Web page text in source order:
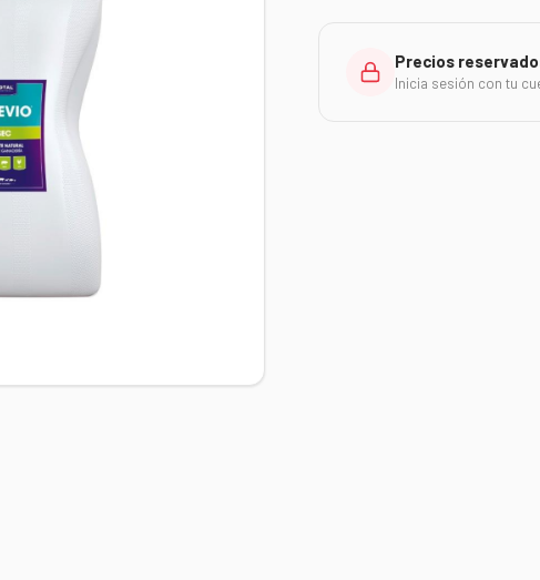
Precios
Inicia sesión con tu